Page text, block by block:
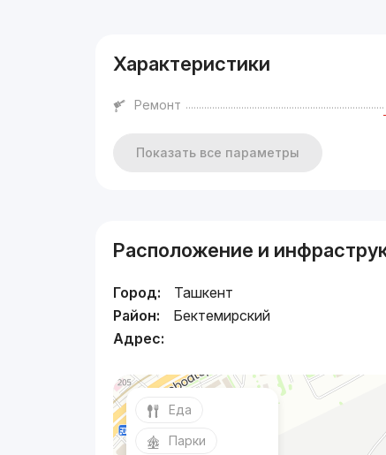
Характеристики
Ремонт
Показать все параметры
Расположение и
Город:
Ташкент
Район:
Бектемирский
Адрес:
Еда
Парки